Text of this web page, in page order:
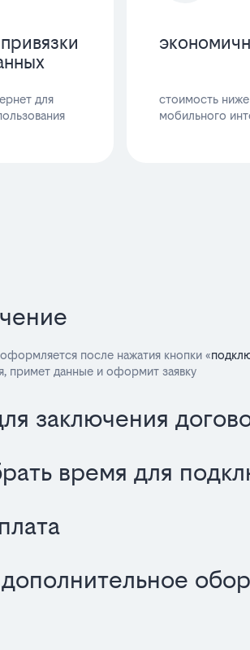
для
стоимость
мобильного
после нажатия кнопки «
примет данные и оформит заявку
заключения
время для